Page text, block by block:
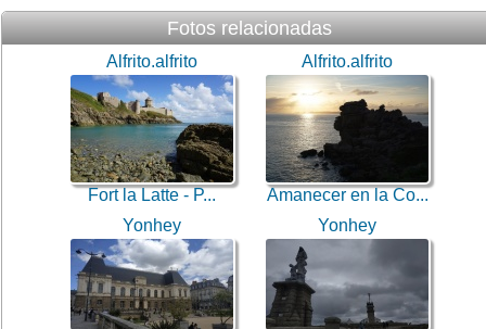
Fotos relacionadas
Alfrito.alfrito
Fort la Latte - P...
Alfrito.alfrito
Amanecer en la Co...
Yonhey
Yonhey